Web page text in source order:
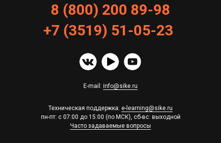
8 (800) 200 89-98
+7 (3519) 51 -05-23
E-mail: info@sike.ru
Техническая поддержка: e-learning@sike.ru
пн-пт: с 07:00 до 15:00 (по МСК), сб-вс: выходной
Часто задаваемые вопросы